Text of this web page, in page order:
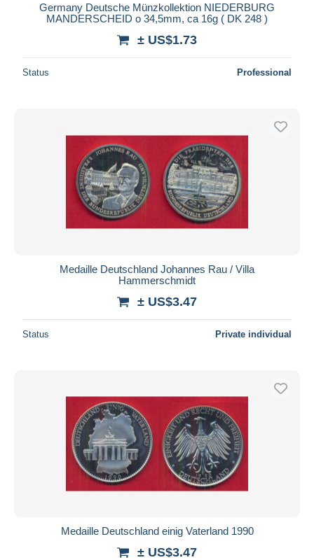
Germany Deutsche Münzkollektion NIEDERBURG
MANDERSCHEID o 34,5mm, ca 16g ( DK 248 )
± US$1.73
Status Professional
Medaille Deutschland Johannes Rau / Villa
Hammerschmidt
± US$3.47
Status Private individual
Medaille Deutschland einig Vaterland 1990
± US$3.47